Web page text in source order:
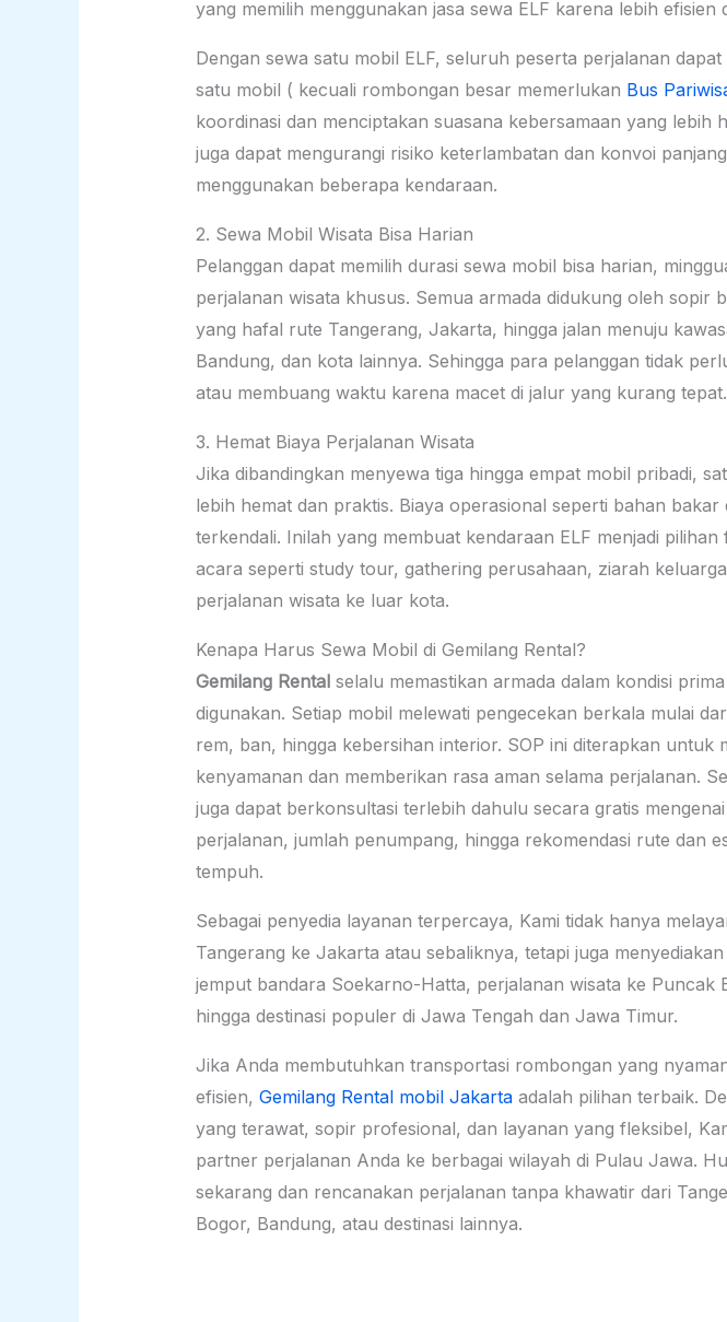
yang memilih menggunakan jasa sewa ELF karena lebih efisien
Dengan sewa satu mobil ELF, seluruh peserta perjalanan
satu mobil ( kecuali rombongan besar memerlukan Bus
koordinasi dan menciptakan suasana kebersamaan yang lebih
juga dapat mengurangi risiko keterlambatan dan konvoi
menggunakan beberapa kendaraan.
2. Sewa Mobil Wisata Bisa Harian
Pelanggan dapat memilih durasi sewa mobil bisa harian,
perjalanan wisata khusus. Semua armada didukung oleh sopir
yang hafal rute Tangerang, Jakarta, hingga jalan menuju
Bandung, dan kota lainnya. Sehingga para pelanggan tidak
atau membuang waktu karena macet di jalur yang kurang tepat.
3. Hemat Biaya Perjalanan Wisata
Jika dibandingkan menyewa tiga hingga empat mobil pribadi,
lebih hemat dan praktis. Biaya operasional seperti bahan bakar
terkendali. Inilah yang membuat kendaraan ELF menjadi
acara seperti study tour, gathering perusahaan, ziarah
perjalanan wisata ke luar kota.
Kenapa Harus Sewa Mobil di Gemilang Rental?
Gemilang Rentalselalu memastikan armada dalam kondisi
digunakan. Setiap mobil melewati pengecekan berkala mulai
rem, ban, hingga kebersihan interior. SOP ini diterapkan untuk
kenyamanan dan memberikan rasa aman selama perjalanan.
juga dapat berkonsultasi terlebih dahulu secara gratis
perjalanan, jumlah penumpang, hingga rekomendasi rute dan
tempuh.
Sebagai penyedia layanan terpercaya, Kami tidak hanya
Tangerang ke Jakarta atau sebaliknya, tetapi juga
jemput bandara Soekarno-Hatta, perjalanan wisata ke Puncak
hingga destinasi populer di Jawa Tengah dan Jawa Timur.
Jika Anda membutuhkan transportasi rombongan yang
efisien, Gemilang Rental mobil Jakartaadalah pilihan terbaik.
yang terawat, sopir profesional, dan layanan yang fleksibel,
partner perjalanan Anda ke berbagai wilayah di Pulau Jawa.
sekarang dan rencanakan perjalanan tanpa khawatir dari
Bogor, Bandung, atau destinasi lainnya.